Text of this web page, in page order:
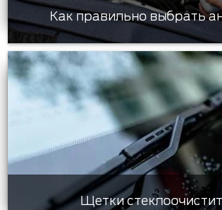
Как правильно выбрать
Щетки